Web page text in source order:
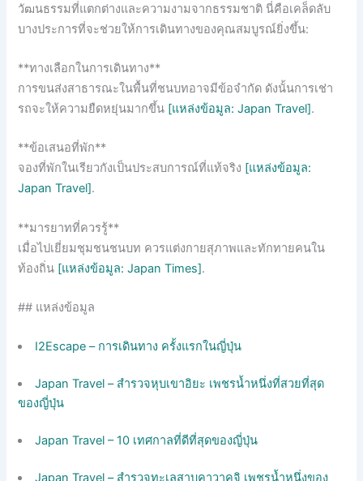
วัฒนธรรมที่แตกต่างและความงามจากธรรมชาติ นี่คือเคล็ดลับ
บางประการที่จะช่วยให้การเดินทางของคุณสมบูรณ์ยิ่งขึ้น:
**ทางเลือกในการเดินทาง**
การขนส่งสาธารณะในพื้นที่ชนบทอาจมีข้อจำกัด ดังนั้นการเช่า
รถจะให้ความยืดหยุ่นมากขึ้น [แหล่งข้อมูล: Japan Travel].
**ข้อเสนอที่พัก**
จองที่พักในเรียวกังเป็นประสบการณ์ที่แท้จริง [แหล่งข้อมูล:
Japan Travel].
**มารยาทที่ควรรู้**
เมื่อไปเยี่ยมชุมชนชนบท ควรแต่งกายสุภาพและทักทายคนใน
ท้องถิ่น [แหล่งข้อมูล: Japan Times].
## แหล่งข้อมูล
I2Escape – การเดินทาง ครั้งแรกในญี่ปุ่น
Japan Travel – สำรวจหุบเขาอิยะ เพชรน้ำหนึ่งที่สวยที่สุด
ของญี่ปุ่น
Japan Travel – 10 เทศกาลที่ดีที่สุดของญี่ปุ่น
Japan Travel – สำรวจทะเลสาบคาวาคูจิ เพชรน้ำหนึ่งของ